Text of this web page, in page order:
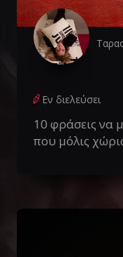
Εν διελεύσει
10 φράσεις να
που μόλις